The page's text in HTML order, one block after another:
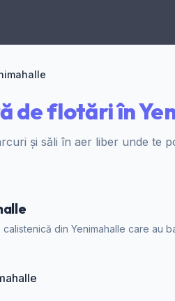
de flotări în
și săli în aer liber unde te
din Yenimahalle care au